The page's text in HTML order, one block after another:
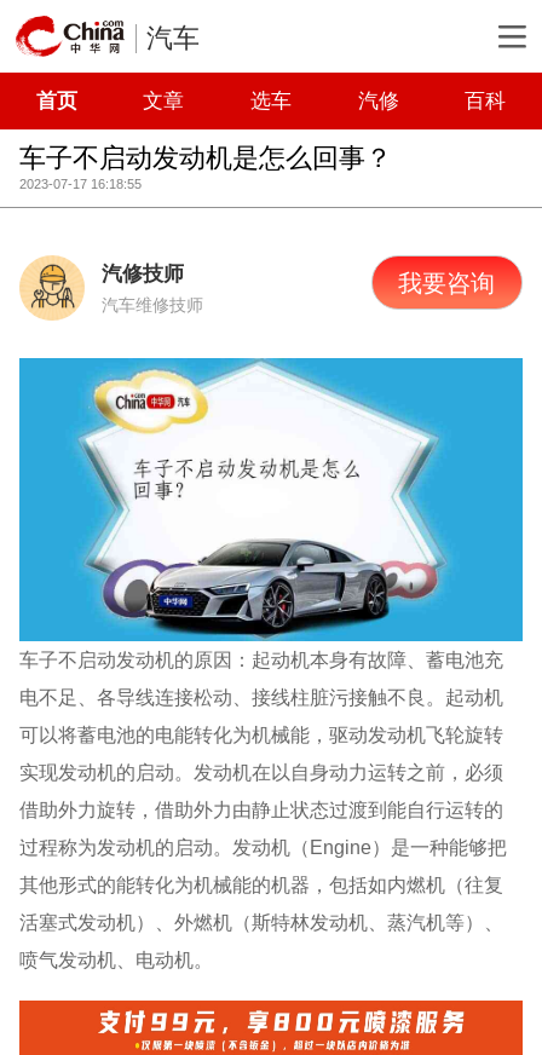
汽车
首页 文章 选车 汽修 百科
车子不启动发动机是怎么回事？
2023-07-17 16:18:55
汽修技师
汽车维修技师
我要咨询
车子不启动发动机的原因：起动机本身有故障、蓄电池充
电不足、各导线连接松动、接线柱脏污接触不良。起动机
可以将蓄电池的电能转化为机械能，驱动发动机飞轮旋转
实现发动机的启动。发动机在以自身动力运转之前，必须
借助外力旋转，借助外力由静止状态过渡到能自行运转的
过程称为发动机的启动。发动机（Engine）是一种能够把
其他形式的能转化为机械能的机器，包括如内燃机（往复
活塞式发动机）、外燃机（斯特林发动机、蒸汽机等）、
喷气发动机、电动机。